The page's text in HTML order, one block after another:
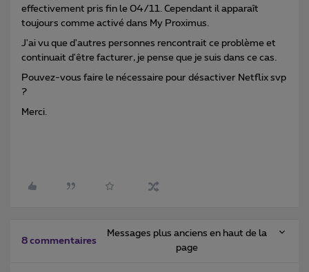
effectivement pris fin le 04/11. Cependant il apparaît
toujours comme activé dans My Proximus.
J'ai vu que d'autres personnes rencontrait ce problème et
continuait d'être facturer, je pense que je suis dans ce cas.
Pouvez-vous faire le nécessaire pour désactiver Netflix svp
?
Merci.
8 commentaires
Messages plus anciens en haut de la
page